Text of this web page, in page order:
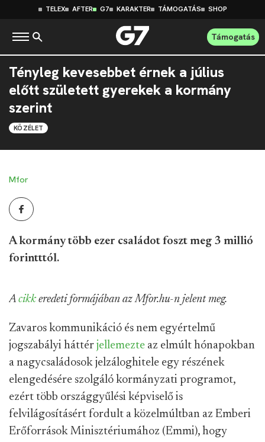
TELEX AFTER G7 KARAKTER TÁMOGATÁS SHOP
Támogatás
Tényleg kevesebbet érnek a július
előtt született gyerekek a kormány
szerint
KÖZÉLET
Mfor
A kormány több ezer családot foszt meg 3 millió
forintttól.
A cikk eredeti formájában az Mfor.hu-n jelent meg.
Zavaros kommunikáció és nem egyértelmű
jogszabályi háttér jellemezte az elmúlt hónapokban
a nagycsaládosok jelzáloghitele egy részének
elengedésére szolgáló kormányzati programot,
ezért több országgyűlési képviselő is
felvilágosításért fordult a közelmúltban az Emberi
Erőforrások Minisztériumához (Emmi), hogy